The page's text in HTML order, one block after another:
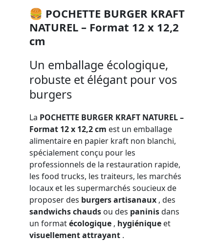
🍔 POCHETTE BURGER KRAFT
NATUREL – Format 12 x 12,2
cm
Un emballage écologique,
robuste et élégant pour vos
burgers
La POCHETTE BURGER KRAFT NATUREL–
Format 12 x 12,2 cm est un emballage
alimentaire en papier kraft non blanchi,
spécialement conçu pour les
professionnels de la restauration rapide,
les food trucks, les traiteurs, les marchés
locaux et les supermarchés soucieux de
proposer des burgers artisanaux , des
sandwichs chauds ou des paninisdans
un formatécologique , hygiénique et
visuellement attrayant .